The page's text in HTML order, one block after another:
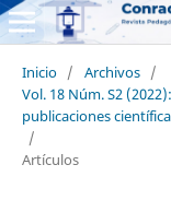
Inicio / Archivos /
Vol. 18 Núm. S2
publicaciones
/
Artículos